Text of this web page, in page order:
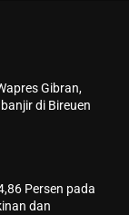
Gibran,
di Bireuen
Persen pada
dan